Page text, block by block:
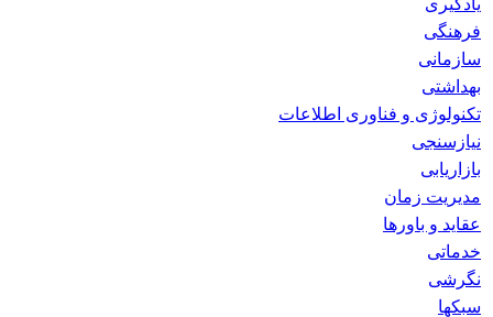
یادگیری
فرهنگی
سازمانی
بهداشتی
تکنولوژی و فناوری اطلاعات
نیازسنجی
بازاریابی
مدیریت زمان
عقاید و باورها
خدماتی
نگرشی
سبکها